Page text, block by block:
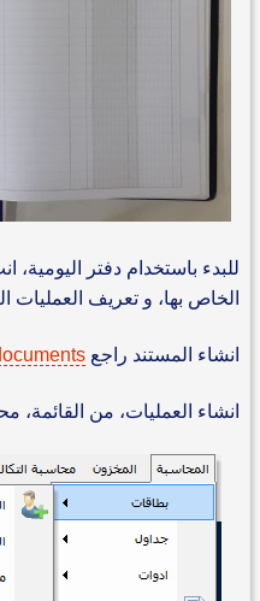
للبدء باستخدام دفتر اليومية،
الخاص بها، و تعريف العمليات
انشاء المستند راجع
انشاء العمليات، من القائمة،